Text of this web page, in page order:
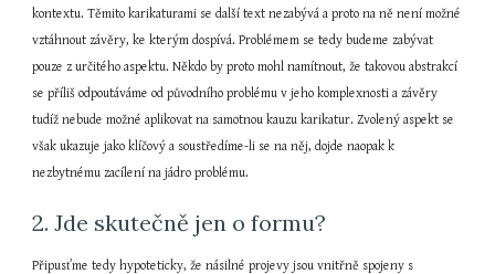
kontextu. Těmito karikaturami se další text nezabývá a proto na ně není možné
vztáhnout závěry, ke kterým dospívá. Problémem se tedy budeme zabývat
pouze z určitého aspektu. Někdo by proto mohl namítnout, že takovou abstrakcí
se příliš odpoutáváme od původního problému v jeho komplexnosti a závěry
tudíž nebude možné aplikovat na samotnou kauzu karikatur. Zvolený aspekt se
však ukazuje jako klíčový a soustředíme-li se na něj, dojde naopak k
nezbytnému zacílení na jádro problému.
2. Jde skutečně jen o formu?
Připusťme tedy hypoteticky, že násilné projevy jsou vnitřně spojeny s